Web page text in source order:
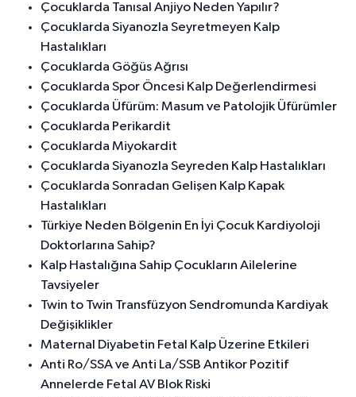
Çocuklarda Tanısal Anjiyo Neden Yapılır?
Çocuklarda Siyanozla Seyretmeyen Kalp
Hastalıkları
Çocuklarda Göğüs Ağrısı
Çocuklarda Spor Öncesi Kalp Değerlendirmesi
Çocuklarda Üfürüm: Masum ve Patolojik Üfürümler
Çocuklarda Perikardit
Çocuklarda Miyokardit
Çocuklarda Siyanozla Seyreden Kalp Hastalıkları
Çocuklarda Sonradan Gelişen Kalp Kapak
Hastalıkları
Türkiye Neden Bölgenin En İyi Çocuk Kardiyoloji
Doktorlarına Sahip?
Kalp Hastalığına Sahip Çocukların Ailelerine
Tavsiyeler
Twin to Twin Transfüzyon Sendromunda Kardiyak
Değişiklikler
Maternal Diyabetin Fetal Kalp Üzerine Etkileri
Anti Ro/SSA ve Anti La/SSB Antikor Pozitif
Annelerde Fetal AV Blok Riski